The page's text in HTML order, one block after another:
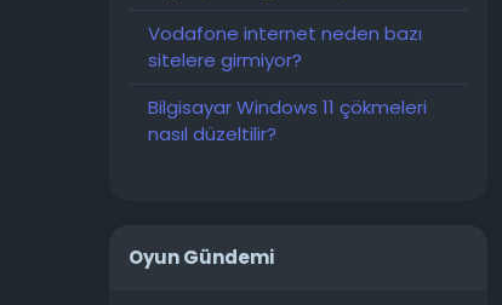
Vodafone internet neden bazı
sitelere girmiyor?
Bilgisayar Windows 11 çökmeleri
nasıl düzeltilir?
Oyun Gündemi